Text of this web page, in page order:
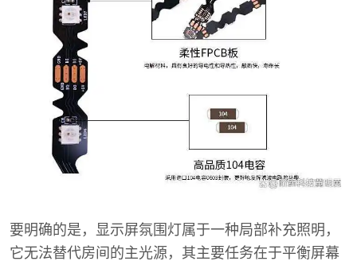
要明确的是，显示屏氛围灯属于一种局部补充照明，
它无法替代房间的主光源，其主要任务在于平衡屏幕